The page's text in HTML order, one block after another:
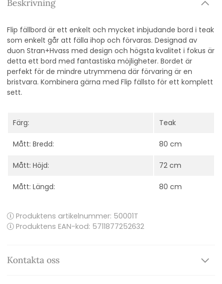
Beskrivning
Flip fällbord är ett enkelt och mycket inbjudande bord i teak
som enkelt går att fälla ihop och förvaras. Designad av
duon Stran+Hvass med design och högsta kvalitet i fokus är
detta ett bord med fantastiska möjligheter. Bordet är
perfekt för de mindre utrymmena där förvaring är en
bristvara. Kombinera gärna med Flip fällsto för ett komplett
sett.
Färg: Teak
Mått: Bredd: 80 cm
Mått: Höjd: 72 cm
Mått: Längd: 80 cm
Produktens artikelnummer: 50001T
Produktens EAN-kod: 5711877252632
Kontakta oss